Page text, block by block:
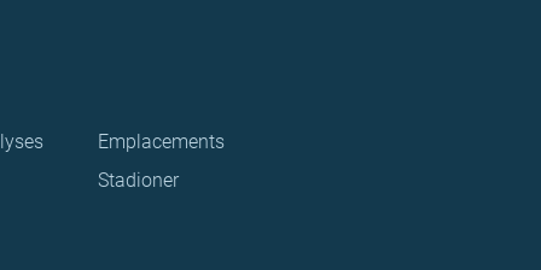
Emplacements
Stadioner